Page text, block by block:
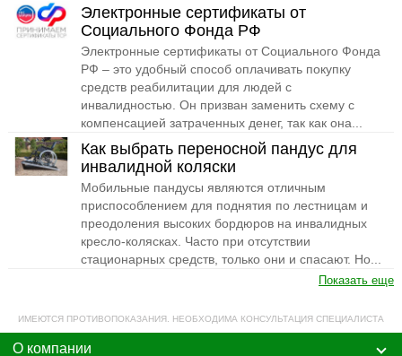
Электронные сертификаты от
Социального Фонда РФ
Электронные сертификаты от Социального Фонда
РФ – это удобный способ оплачивать покупку
средств реабилитации для людей с
инвалидностью. Он призван заменить схему с
компенсацией затраченных денег, так как она...
Как выбрать переносной пандус для
инвалидной коляски
Мобильные пандусы являются отличным
приспособлением для поднятия по лестницам и
преодоления высоких бордюров на инвалидных
кресло-колясках. Часто при отсутствии
стационарных средств, только они и спасают. Но...
Показать еще
ИМЕЮТСЯ ПРОТИВОПОКАЗАНИЯ. НЕОБХОДИМА КОНСУЛЬТАЦИЯ СПЕЦИАЛИСТА
О компании